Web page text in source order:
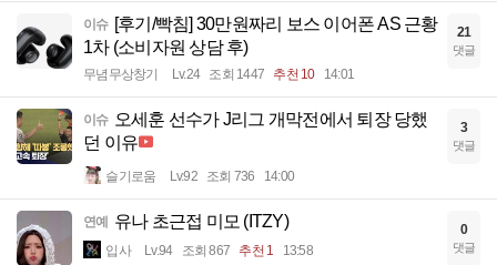
이슈 [후기/빡침] 30만원짜리 보스 이어폰 AS 근황
1차 (소비자원 상담 후)
무념무상창기 Lv.24 조회 1447 추천 10 14:01
21
댓글
이슈 오세훈 선수가 J리그 개막전에서 퇴장 당했
던 이유
슬기로움 Lv.92 조회 736 14:00
3
댓글
연예 유나 초근접 미모 (ITZY)
입사 Lv.94 조회 867 추천 1 13:58
0
댓글